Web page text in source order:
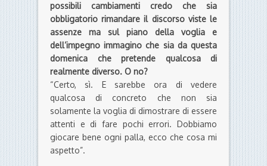
possibili cambiamenti credo che sia
obbligatorio rimandare il discorso viste le
assenze ma sul piano della voglia e
dell’impegno immagino che sia da questa
domenica che pretende qualcosa di
realmente diverso. O no?
“Certo, sì. E sarebbe ora di vedere
qualcosa di concreto che non sia
solamente la voglia di dimostrare di essere
attenti e di fare pochi errori. Dobbiamo
giocare bene ogni palla, ecco che cosa mi
aspetto”.